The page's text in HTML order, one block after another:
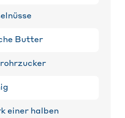
Butter
einer halben